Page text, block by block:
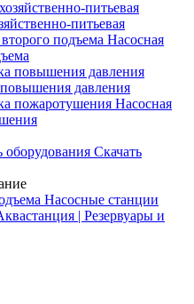
питьевая
Насосная
давления
Насосная
оборудования Скачать
Насосные станции
| Резервуары и